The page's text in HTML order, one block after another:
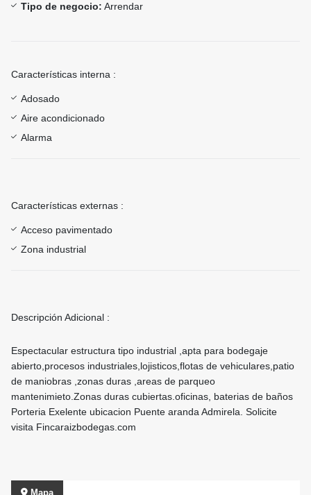
Tipo de negocio: Arrendar
Características interna :
Adosado
Aire acondicionado
Alarma
Características externas :
Acceso pavimentado
Zona industrial
Descripción Adicional :
Espectacular estructura tipo industrial ,apta para bodegaje
abierto,procesos industriales,lojisticos,flotas de vehiculares,patio
de maniobras ,zonas duras ,areas de parqueo
mantenimieto.Zonas duras cubiertas.oficinas, baterias de baños
Porteria Exelente ubicacion Puente aranda Admirela. Solicite
visita Fincaraizbodegas.com
Mapa